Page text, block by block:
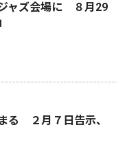
ャズ会場に ８月29
る ２月７日告示、